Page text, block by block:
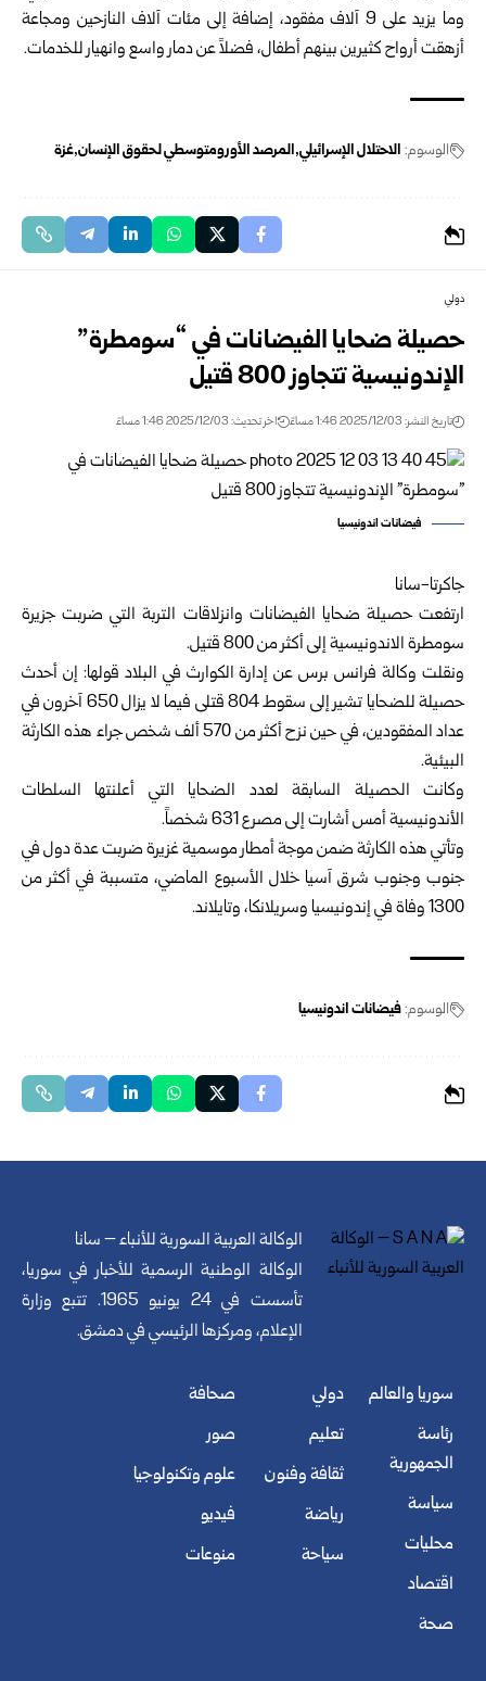
وما يزيد على 9 آلاف مفقود، إضافة إلى مئات آلاف النازحين ومجاعة
أزهقت أرواح كثيرين بينهم أطفال، فضلاً عن دمار واسع وانهيار للخدمات.
الوسوم: الاحتلال الإسرائيلي المرصد الأورومتوسطي لحقوق الإنسان غزة
دولي
حصيلة ضحايا الفيضانات في “سومطرة”
الإندونيسية تتجاوز 800 قتيل
تاريخ النشر: 2025/12/03 1:46 مساءً اخر تحديث: 2025/12/03 1:46 مساءً
فيضانات اندونيسيا
جاكرتا-سانا
ارتفعت حصيلة ضحايا الفيضانات وانزلاقات التربة التي ضربت جزيرة
سومطرة الاندونيسية إلى أكثر من 800 قتيل.
ونقلت وكالة فرانس برس عن إدارة الكوارث في البلاد قولها: إن أحدث
حصيلة للضحايا تشير إلى سقوط 804 قتلى فيما لا يزال 650 آخرون في
عداد المفقودين، في حين نزح أكثر من 570 ألف شخص جراء هذه الكارثة
البيئية.
وكانت الحصيلة السابقة لعدد الضحايا التي أعلنتها السلطات
الأندونيسية أمس أشارت إلى مصرع 631 شخصاً.
وتأتي هذه الكارثة ضمن موجة أمطار موسمية غزيرة ضربت عدة دول في
جنوب وجنوب شرق آسيا خلال الأسبوع الماضي، متسببة في أكثر من
1300 وفاة في إندونيسيا وسريلانكا، وتايلاند.
الوسوم:فيضانات اندونيسيا
الوكالة العربية السورية للأنباء – سانا
الوكالة الوطنية الرسمية للأخبار في سوريا،
تأسست في 24 يونيو 1965. تتبع وزارة
الإعلام، ومركزها الرئيسي في دمشق.
سوريا والعالم
رئاسة
الجمهورية
سياسة
محليات
اقتصاد
صحة
دولي
تعليم
ثقافة وفنون
رياضة
سياحة
صحافة
صور
علوم وتكنولوجيا
فيديو
منوعات